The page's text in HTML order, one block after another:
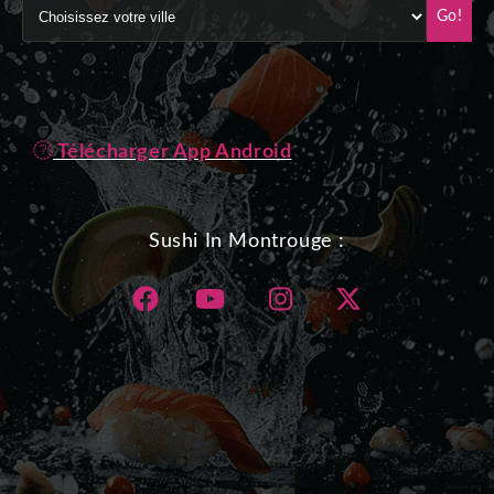
Go!
Télécharger App Android
Sushi In Montrouge :